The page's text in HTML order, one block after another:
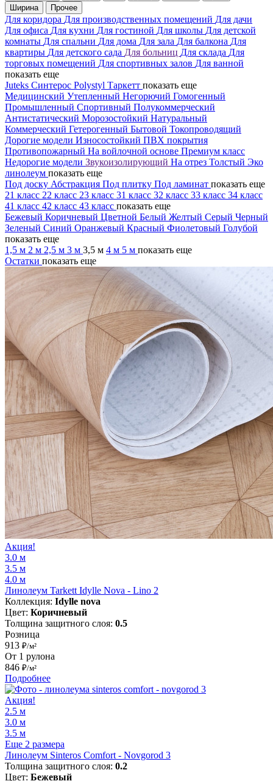
Ширина
Прочее
Для коридора Для производственных помещений Для дачи
Для офиса Для кухни Для гостиной Для школы Для детской
комнаты Для спальни Для дома Для зала Для балкона Для
квартиры Для детского сада Для больниц Для склада Для
торговых помещений Для спортивных залов Для ванной
показать еще
Juteks Синтерос Polystyl Таркетт показать еще
Медицинский Утепленный Негорючий Гомогенный
Промышленный Спортивный Полукоммерческий
Антистатический Морозостойкий Натуральный
Коммерческий Гетерогенный Бытовой Токопроводящий
Дорогие модели Износостойкий ПВХ покрытия
Противопожарный На войлочной основе Премиум класс
Недорогие модели Звукоизолирующий На отрез Толстый Эко
линолеум показать еще
Под доску Абстракция Под плитку Под ламинат показать еще
21 класс 22 класс 23 класс 31 класс 32 класс 33 класс 34 класс
41 класс 42 класс 43 класс показать еще
Бежевый Коричневый Цветной Белый Желтый Серый Черный
Зеленый Синий Оранжевый Красный Фиолетовый Голубой
показать еще
1,5 м 2 м 2,5 м 3 м 3,5 м 4 м 5 м показать еще
Остатки показать еще
Акция!
3.0 м
3.5 м
4.0 м
Линолеум Tarkett Idylle Nova - Lino 2
Коллекция: Idylle nova
Цвет: Коричневый
Толщина защитного слоя: 0.5
Розница
913 ₽/м²
От 1 рулона
846 ₽/м²
Подробнее
Акция!
2.5 м
3.0 м
3.5 м
Еще 2 размера
Линолеум Sinteros Comfort - Novgorod 3
Толщина защитного слоя: 0.2
Цвет: Бежевый